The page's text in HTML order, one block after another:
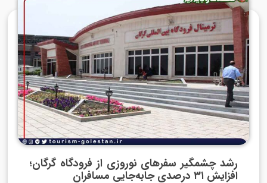
رشد چشمگیر سفرهای نوروزی از فرودگاه گرگان؛
افزایش ۳۱ درصدی جابه‌جایی مسافران